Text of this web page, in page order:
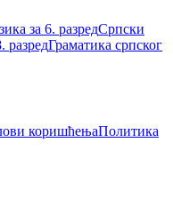
за 6. разредСрпски
разредГраматика српског
коришћењаПолитика